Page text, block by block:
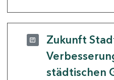
Zukunft
städtischen